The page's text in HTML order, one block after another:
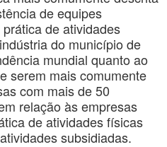
de equipes
de atividades
do município de
mundial quanto ao
serem mais comumente
com mais de 50
relação às empresas
de atividades físicas
subsidiadas.